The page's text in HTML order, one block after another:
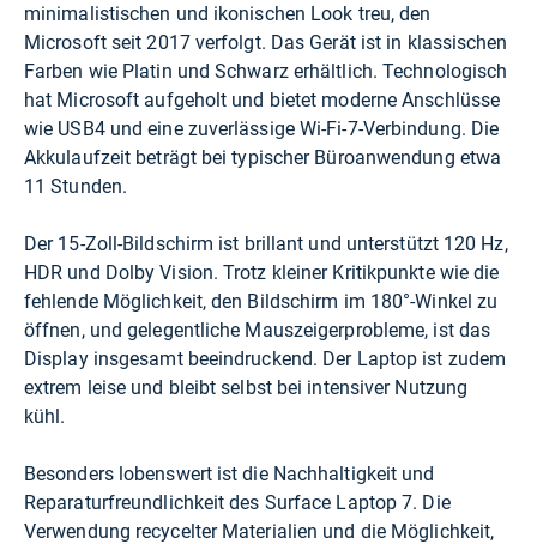
minimalistischen und ikonischen Look treu, den
Microsoft seit 2017 verfolgt. Das Gerät ist in klassischen
Farben wie Platin und Schwarz erhältlich. Technologisch
hat Microsoft aufgeholt und bietet moderne Anschlüsse
wie USB4 und eine zuverlässige Wi-Fi-7-Verbindung. Die
Akkulaufzeit beträgt bei typischer Büroanwendung etwa
11 Stunden.
Der 15-Zoll-Bildschirm ist brillant und unterstützt 120 Hz,
HDR und Dolby Vision. Trotz kleiner Kritikpunkte wie die
fehlende Möglichkeit, den Bildschirm im 180°-Winkel zu
öffnen, und gelegentliche Mauszeigerprobleme, ist das
Display insgesamt beeindruckend. Der Laptop ist zudem
extrem leise und bleibt selbst bei intensiver Nutzung
kühl.
Besonders lobenswert ist die Nachhaltigkeit und
Reparaturfreundlichkeit des Surface Laptop 7. Die
Verwendung recycelter Materialien und die Möglichkeit,